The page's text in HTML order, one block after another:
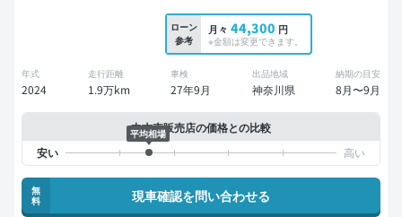
ローン
参考
月々 44,300 円
※金額は変更できます。
年式
2024
走行距離
1.9万km
車検
27年9月
出品地域
神奈川県
納期の目安
8月〜9月
中古車販売店の価格との比較
平均相場
無
料
現車確認を問い合わせる